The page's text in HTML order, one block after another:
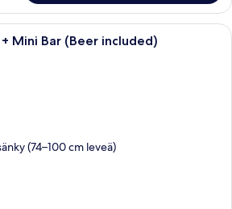
Pringles-sipsejä, Terra-olutta,
Mini Bar (Beer included)
(74–100 cm leveä)